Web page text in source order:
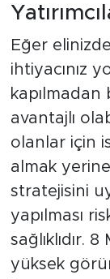
Eğer
ihtiyacınız
avantajlı
olanlar için
almak
stratejisini
yapılması
sağlıklıdır.
yüksek